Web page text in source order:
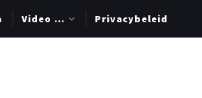
Video … Privacybeleid